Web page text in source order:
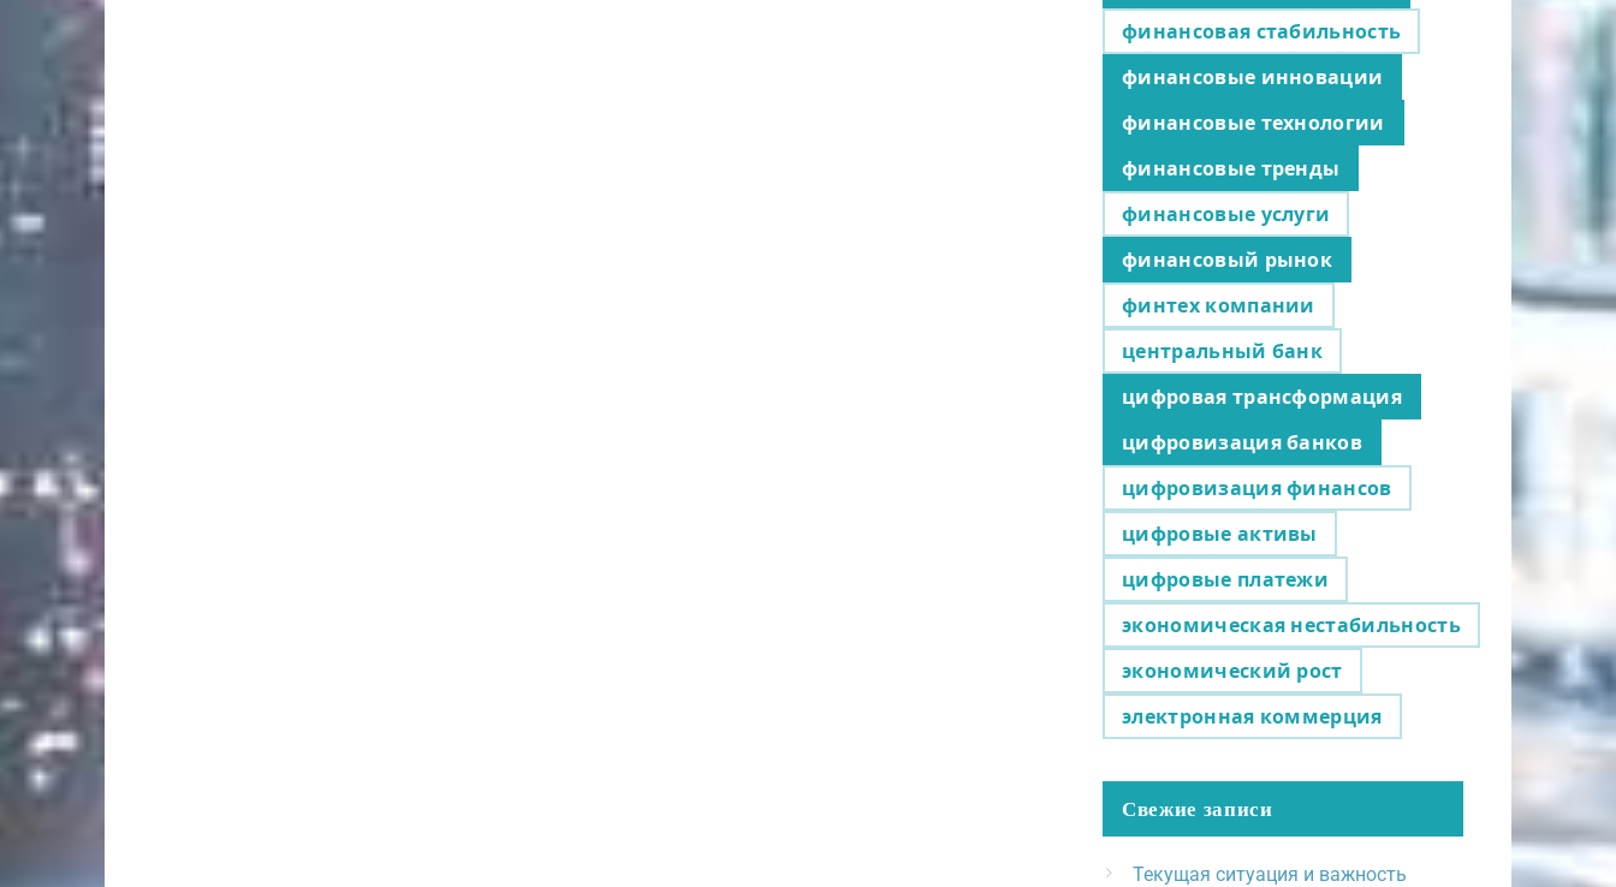
финансовая стабильность
финансовые инновации
финансовые технологии
финансовые тренды
финансовые услуги
финансовый рынок
финтех компании
центральный банк
цифровая трансформация
цифровизация банков
цифровизация финансов
цифровые активы
цифровые платежи
экономическая нестабильность
экономический рост
электронная коммерция
Свежие записи
Текущая ситуация и важность